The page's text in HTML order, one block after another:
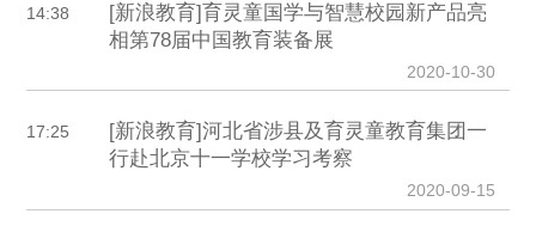
14:38
[新浪教育]育灵童国学与智慧校园新产品亮
相第78届中国教育装备展
2020-10-30
17:25
[新浪教育]河北省涉县及育灵童教育集团一
行赴北京十一学校学习考察
2020-09-15